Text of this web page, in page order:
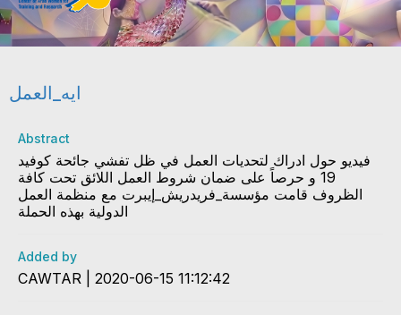
ايه_العمل
Abstract
فيديو حول ادراك لتحديات العمل في ظل تفشي جائحة كوفيد
19 و حرصاً على ضمان شروط العمل اللائق تحت كافة
الظروف قامت مؤسسة_فريدريش_إيبرت مع منظمة العمل
الدولية بهذه الحملة
Added by
CAWTAR | 2020-06-15 11:12:42